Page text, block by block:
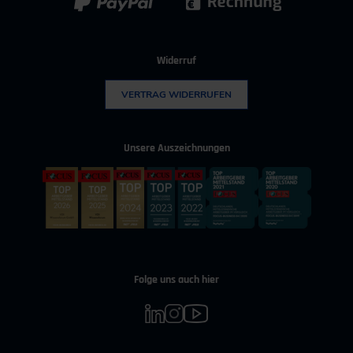
Widerruf
VERTRAG WIDERRUFEN
Unsere Auszeichnungen
Folge uns auch hier